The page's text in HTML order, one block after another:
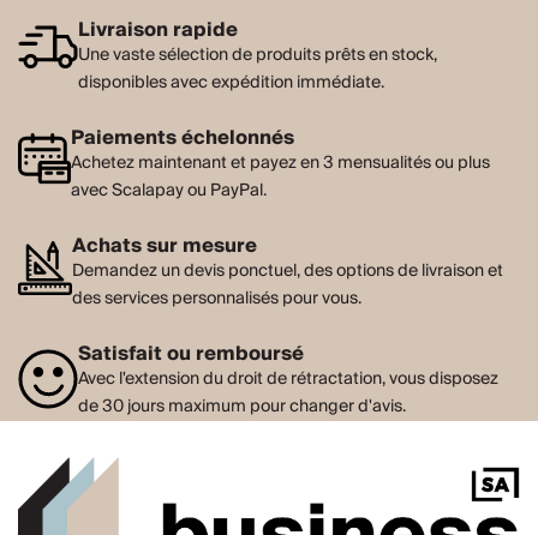
Livraison rapide
Une vaste sélection de produits prêts en stock,
disponibles avec expédition immédiate.
Paiements échelonnés
Achetez maintenant et payez en 3 mensualités ou plus
avec Scalapay ou PayPal.
Achats sur mesure
Demandez un devis ponctuel, des options de livraison et
des services personnalisés pour vous.
Satisfait ou remboursé
Avec l'extension du droit de rétractation, vous disposez
de 30 jours maximum pour changer d'avis.